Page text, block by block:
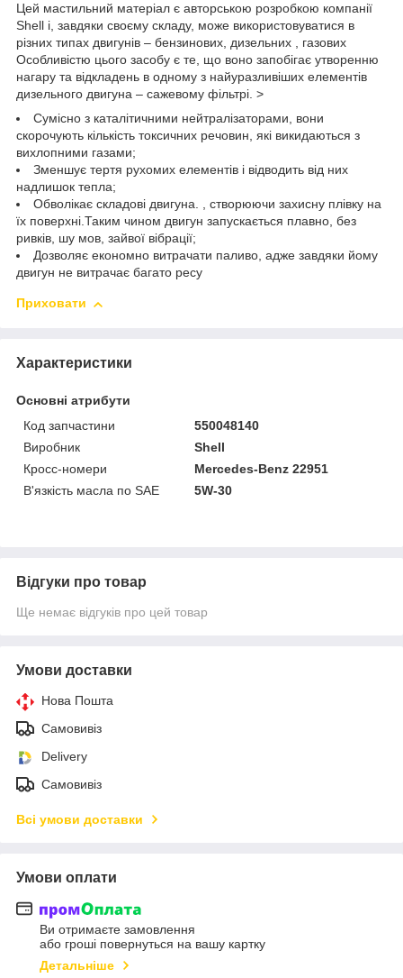
Цей мастильний матеріал є авторською розробкою компанії
Shell і, завдяки своєму складу, може використовуватися в
різних типах двигунів – бензинових, дизельних , газових
Особливістю цього засобу є те, що воно запобігає утворенню
нагару та відкладень в одному з найуразливіших елементів
дизельного двигуна – сажевому фільтрі. >
Сумісно з каталітичними нейтралізаторами, вони
скорочують кількість токсичних речовин, які викидаються з
вихлопними газами;
Зменшує тертя рухомих елементів і відводить від них
надлишок тепла;
Обволікає складові двигуна. , створюючи захисну плівку на
їх поверхні.Таким чином двигун запускається плавно, без
ривків, шу мов, зайвої вібрації;
Дозволяє економно витрачати паливо, адже завдяки йому
двигун не витрачає багато ресу
Приховати
Характеристики
Основні атрибути
Код запчастини
550048140
Виробник
Shell
Кросс-номери
Mercedes-Benz 22951
В'язкість масла по SAE
5W-30
Відгуки про товар
Ще немає відгуків про цей товар
Умови доставки
Нова Пошта
Самовивіз
Delivery
Самовивіз
Всі умови доставки
Умови оплати
Ви отримаєте замовлення
або гроші повернуться на вашу картку
Детальніше